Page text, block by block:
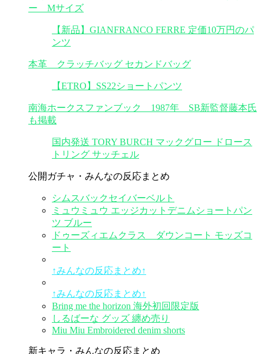
ー Mサイズ
【新品】GIANFRANCO FERRE 定価10万円のパ
ンツ
本革 クラッチバッグ セカンドバッグ
【ETRO】SS22ショートパンツ
南海ホークスファンブック 1987年 SB新監督藤本氏
も掲載
国内発送 TORY BURCH マックグロー ドロース
トリング サッチェル
公開ガチャ・みんなの反応まとめ
シムスバックセイバーベルト
ミュウミュウ エッジカットデニムショートパン
ツ ブルー
ドゥーズィエムクラス ダウンコート モッズコ
ート
↑みんなの反応まとめ↑
↑みんなの反応まとめ↑
Bring me the horizon 海外初回限定版
しるばーな グッズ 纏め売り
Miu Miu Embroidered denim shorts
新キャラ・みんなの反応まとめ